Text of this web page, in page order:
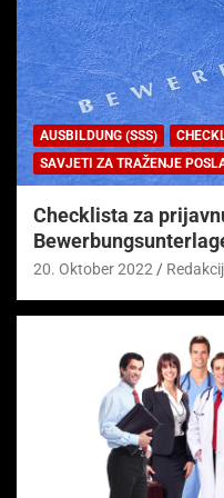
AUSBILDUNG (SSS)
SAVJETI ZA TRAŽENJE
Checklista za
20. Oktober 2022